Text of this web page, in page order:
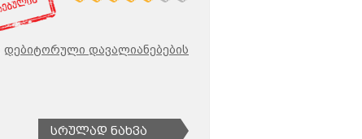
დებიტორული დავალიანებების
Სრულად Ნახვა